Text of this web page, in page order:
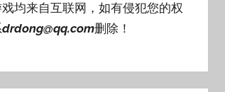
均来自互联网，如有侵犯您的权
drdong@qq.com删除！